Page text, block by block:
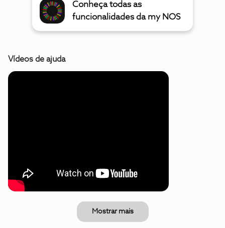
Conheça todas as
funcionalidades da my NOS
Vídeos de ajuda
Mostrar mais